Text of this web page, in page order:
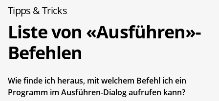
Tipps & Tricks
Liste von «Ausführen»-
Befehlen
Wie finde ich heraus, mit welchem Befehl ich ein
Programm im Ausführen-Dialog aufrufen kann?